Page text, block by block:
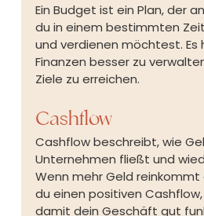
Ein Budget ist ein Plan, der
du in einem bestimmten
und verdienen möchtest. Es
Finanzen besser zu
Ziele zu erreichen.
Cashflow
Cashflow beschreibt, wie
Unternehmen fließt und
Wenn mehr Geld
du einen positiven
damit dein Geschäft gut